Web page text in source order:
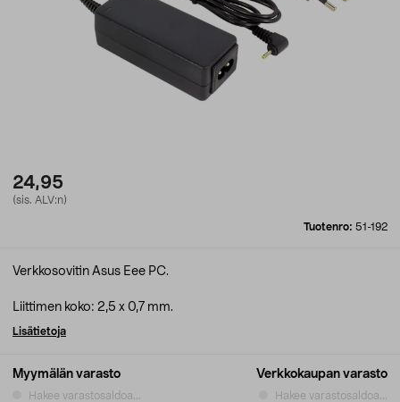
24,95
(sis. ALV:n)
Tuotenro: 51-192
Myymälän varasto
Hakee varastosaldoa...
Verkkokaupan varasto
Hakee varastosaldoa...
Verkkosovitin Asus Eee PC.
Liittimen koko: 2,5 x 0,7 mm.
Lisätietoja